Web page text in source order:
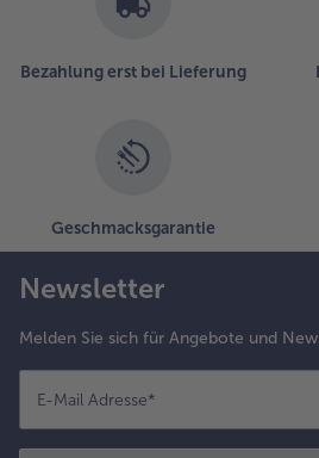
Bezahlung erst bei Lieferung
Geschmacksgarantie
Newsletter
Melden Sie sich für Angebote und
E-Mail Adresse*